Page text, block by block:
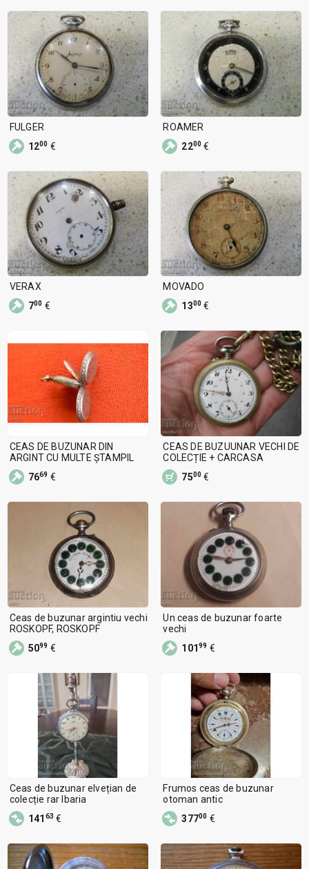
FULGER
1200 €
ROAMER
2200 €
VERAX
700 €
MOVADO
1300 €
CEAS DE BUZUNAR DIN
ARGINT CU MULTE ȘTAMPIL
7669 €
CEAS DE BUZUUNAR VECHI DE
COLECȚIE + CARCASA
7500 €
Ceas de buzunar argintiu vechi
ROSKOPF, ROSKOPF
5099 €
Un ceas de buzunar foarte
vechi
10199 €
Ceas de buzunar elvețian de
colecție rar Ibaria
141 63 €
Frumos ceas de buzunar
otoman antic
37700 €